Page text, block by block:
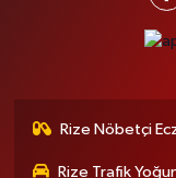
Rize Nöbetçi
Rize Trafik